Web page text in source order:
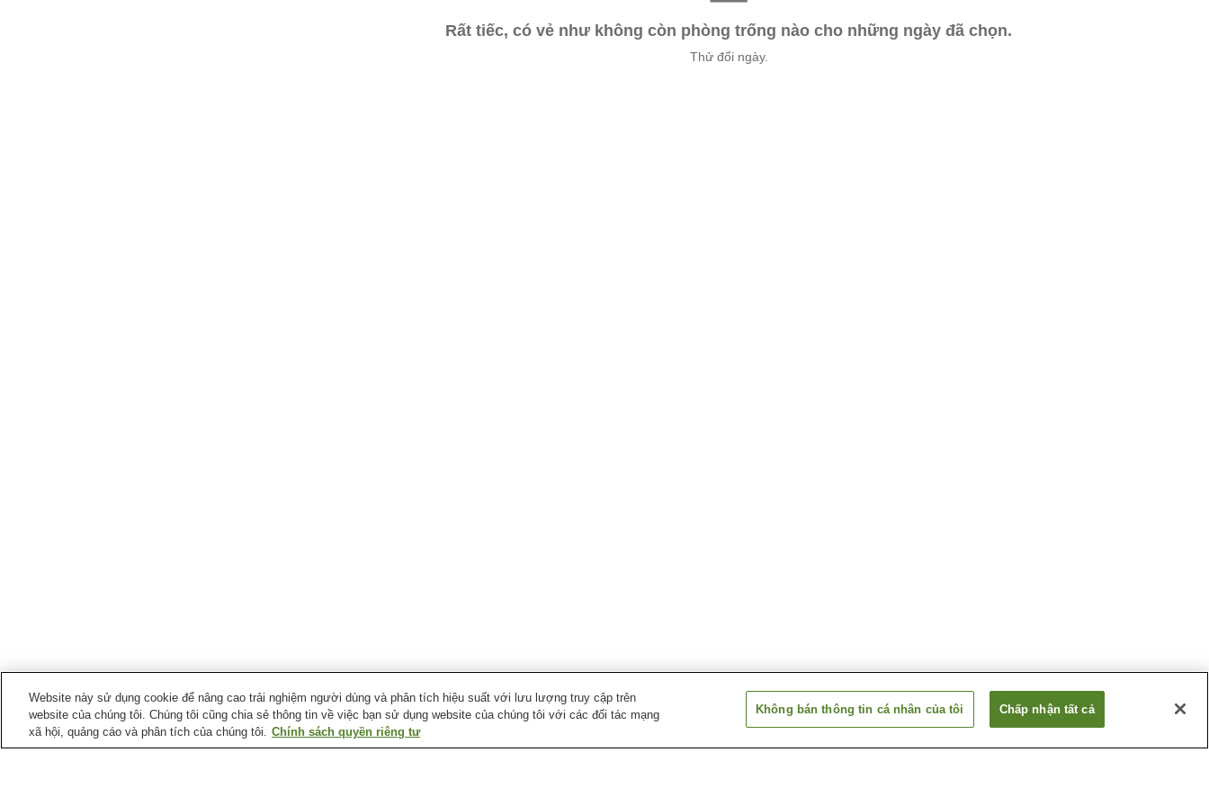
Rất tiếc, có vẻ như không còn phòng trống nào cho những ngày đã chọn.
Thử đổi ngày.
Ga xe lửa tại Thị trấn Itano
Website này sử dụng cookie để nâng cao trải nghiệm người dùng và phân tích hiệu suất với lưu lượng truy cập trên
website của chúng tôi. Chúng tôi cũng chia sẻ thông tin về việc bạn sử dụng website của chúng tôi với các đối tác mạng
xã hội, quảng cáo và phân tích của chúng tôi. Chính sách quyền riêng tư
Không bán thông tin cá nhân của tôi Chấp nhận tất cả